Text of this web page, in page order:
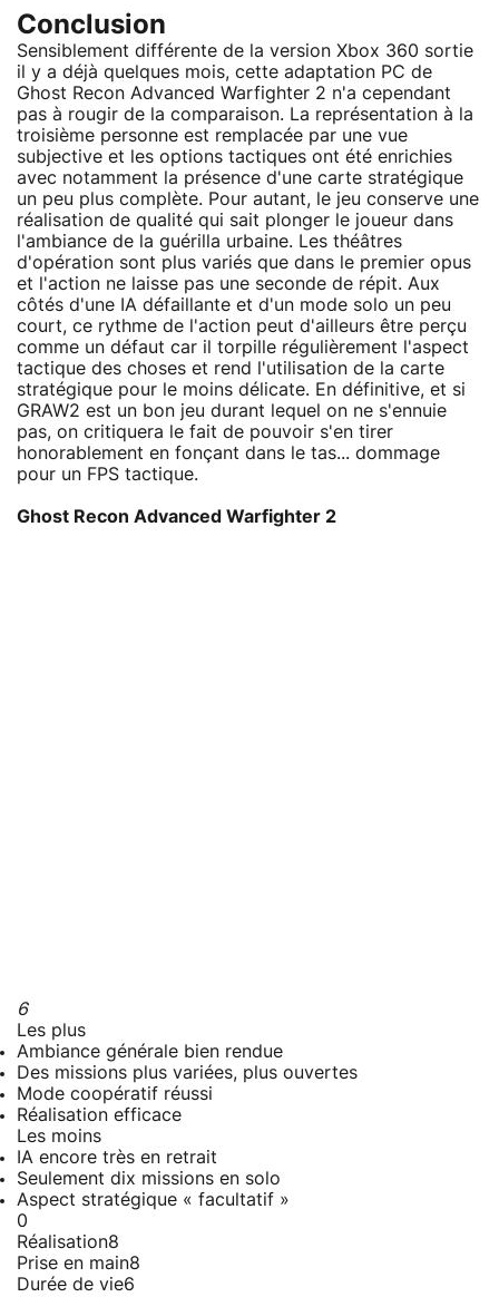
Conclusion
Sensiblement différente de la version Xbox 360 sortie
il y a déjà quelques mois, cette adaptation PC de
Ghost Recon Advanced Warfighter 2 n'a cependant
pas à rougir de la comparaison. La représentation à la
troisième personne est remplacée par une vue
subjective et les options tactiques ont été enrichies
avec notamment la présence d'une carte stratégique
un peu plus complète. Pour autant, le jeu conserve une
réalisation de qualité qui sait plonger le joueur dans
l'ambiance de la guérilla urbaine. Les théâtres
d'opération sont plus variés que dans le premier opus
et l'action ne laisse pas une seconde de répit. Aux
côtés d'une IA défaillante et d'un mode solo un peu
court, ce rythme de l'action peut d'ailleurs être perçu
comme un défaut car il torpille régulièrement l'aspect
tactique des choses et rend l'utilisation de la carte
stratégique pour le moins délicate. En définitive, et si
GRAW2 est un bon jeu durant lequel on ne s'ennuie
pas, on critiquera le fait de pouvoir s'en tirer
honorablement en fonçant dans le tas... dommage
pour un FPS tactique.
Ghost Recon Advanced Warfighter 2
6
Les plus
Ambiance générale bien rendue
Des missions plus variées, plus ouvertes
Mode coopératif réussi
Réalisation efficace
Les moins
IA encore très en retrait
Seulement dix missions en solo
Aspect stratégique « facultatif »
0
Réalisation8
Prise en main8
Durée de vie6